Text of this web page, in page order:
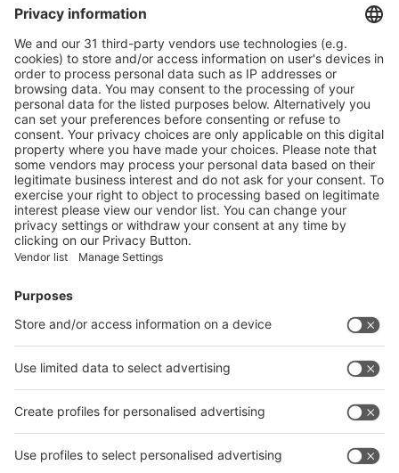
Formatos disponibles
Facebook
LinkedIn
X
Sitio web
YouTube
Download
Messe Düsseldorf North America
Suite 2920
Email:
wiremexico@mdna.com
Conéctese con nosotros